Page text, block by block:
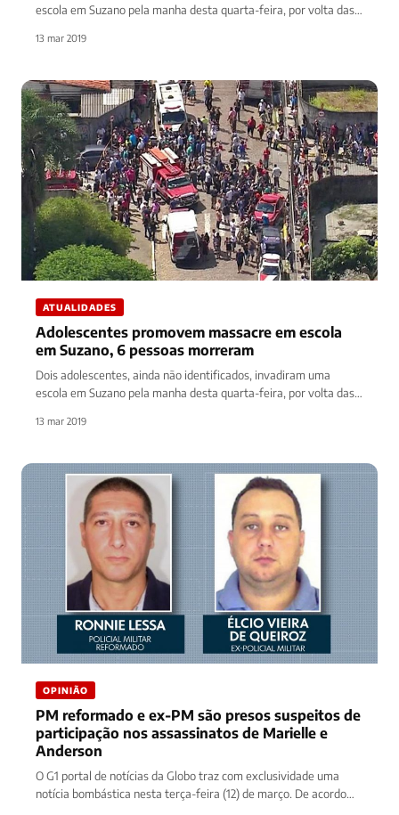
escola em Suzano pela manha desta quarta-feira, por volta das
13 mar 2019
ATUALIDADES
Adolescentes promovem massacre em escola
em Suzano, 6 pessoas morreram
Dois adolescentes, ainda não identificados, invadiram uma
escola em Suzano pela manha desta quarta-feira, por volta das
13 mar 2019
OPINIÃO
PM reformado e ex-PM são presos suspeitos de
participação nos assassinatos de Marielle e
Anderson
O G1 portal de notícias da Globo traz com exclusividade uma
notícia bombástica nesta terça-feira (12) de março. De acordo…